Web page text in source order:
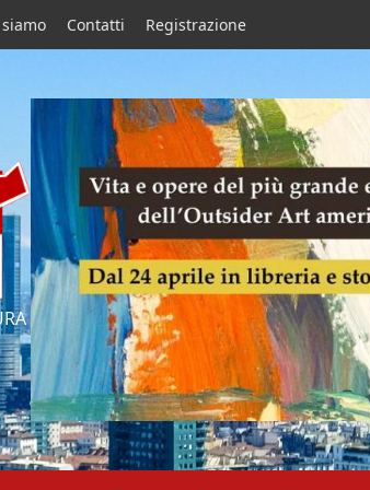
Contatti Registrazione